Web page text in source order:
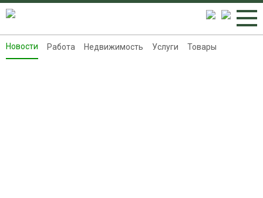
Новости
Новости Работа Недвижимость Услуги Товары